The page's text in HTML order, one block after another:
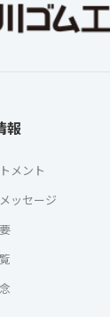
報
メント
ッセージ